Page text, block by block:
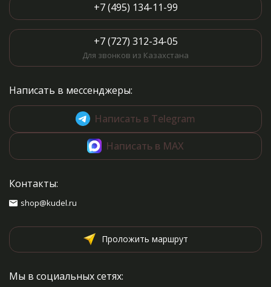
+7 (495) 134-11-99
+7 (727) 312-34-05
Для звонков из Казахстана
Написать в мессенджеры:
Написать в Telegram
Написать в MAX
Контакты:
shop@kudel.ru
Проложить маршрут
Мы в социальных сетях: